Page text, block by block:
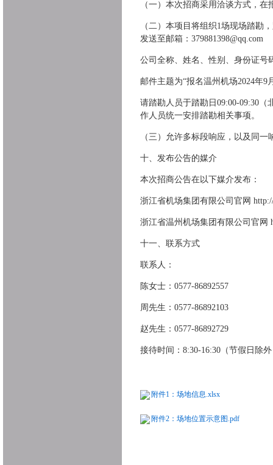
（一）本次招商采用洽谈方式，
（二）本项目将组织1场现场踏勘
发送至邮箱：379881398@qq.com
公司全称、姓名、性别、身份证号
邮件主题为“报名温州机场2024年
请踏勘人员于踏勘日09:00-09:30
作人员统一安排踏勘相关事项。
（三）允许多标段响应，以及同
十、发布公告的媒介
本次招商公告在以下媒介发布：
浙江省机场集团有限公司官网
浙江省温州机场集团有限公司官网
十一、联系方式
联系人：
陈女士：0577-86892557
周先生：0577-86892103
赵先生：0577-86892729
接待时间：8:30-16:30（节假日除
附件1：场地信息.xlsx
附件2：场地位置示意图.pdf